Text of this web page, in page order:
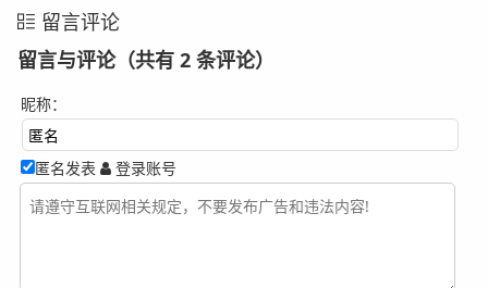
留言评论
留言与评论（共有 2 条评论）
昵称：
匿名发表 登录账号